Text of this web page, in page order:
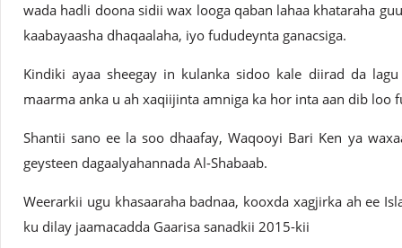
wada hadli doona sidii wax looga qaban lahaa khataraha
kaabayaasha dhaqaalaha, iyo fududeynta ganacsiga.
Kindiki ayaa sheegay in kulanka sidoo kale diirad da
maarma anka u ah xaqiijinta amniga ka hor inta aan dib loo
Shantii sano ee la soo dhaafay, Waqooyi Bari Ken ya
geysteen dagaalyahannada Al-Shabaab.
Weerarkii ugu khasaaraha badnaa, kooxda xagjirka ah ee
ku dilay jaamacadda Gaarisa sanadkii 2015-kii